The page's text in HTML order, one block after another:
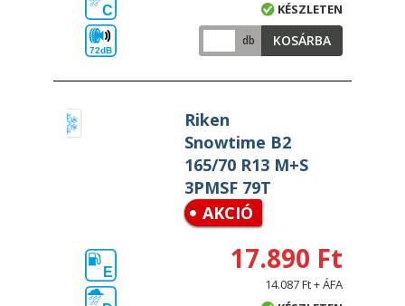
C
72dB
KÉSZLETEN
db KOSÁRBA
Riken
Snowtime B2
165/70 R13 M+S
3PMSF 79T
AKCIÓ
E 17.890 Ft
14.087 Ft + ÁFA